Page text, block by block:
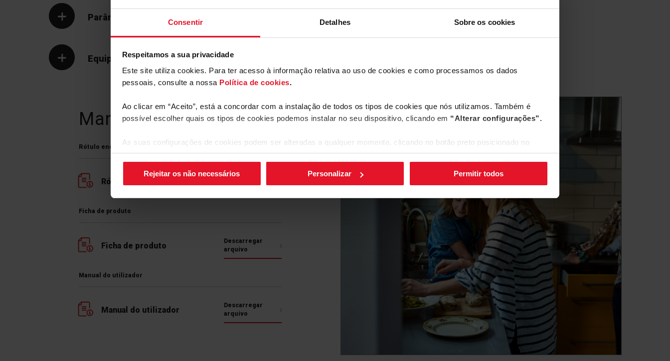
Consentir Detalhes Sobre os cookies
Respeitamos a sua privacidade
Este site utiliza cookies. Para ter acesso à informação relativa ao uso de cookies e como processamos os dados
pessoais, consulte a nossa Política de cookies.
Ao clicar em “Aceito”, está a concordar com a instalação de todos os tipos de cookies que nós utilizamos. Também é
possível escolher quais os tipos de cookies podemos instalar no seu dispositivo, clicando em “Alterar configurações”.
As suas configurações de cookies podem ser alteradas a qualquer momento, clicando no botão preto posicionado no
canto inferior direito do ecrã.
Rejeitar os não necessários Personalizar Permitir todos
Operação silenciosa
Um frigorífico ruidoso pode ser muito irritante, especialmente à
frigoríficos Fagor com funcionamento silencioso foram concebidos
para limitar o ruído gerado pelos componentes mecânicos. Uma
solução que garante uma maior tranquilidade para todos. Menos
decibéis e mais descontração.
FreezerBox
Não consegue encontrar nada no congelador? Chega de
compartimentos lotados! O cesto especial FreezerBox das arcas
congeladoras Fagor é a solução perfeita para aceder facilmente
aos alimentos congelados, otimizando o espaço e a limpeza. Mais
espaço, mais fácil de descarregar e de encontrar o que procura.
Parâmetros Técnicos
Equipamento
Manuais eTransferências
Rótulo energético
Rótulo energético
Descarregar
arquivo
Ficha de produto
Ficha de produto
Descarregar
arquivo
Manual do utilizador
Manual do utilizador
Descarregar
arquivo